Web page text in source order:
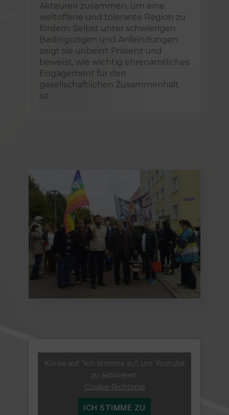
Akteuren zusammen, um eine
weltoffene und tolerante Region zu
fördern. Selbst unter schwierigen
Bedingungen und Anfeindungen
zeigt sie unbeirrt Präsenz und
beweist, wie wichtig ehrenamtliches
Engagement für den
gesellschaftlichen Zusammenhalt
ist.
Klicke auf "Ich stimme zu", um Youtube
zu aktivieren
Cookie-Richtlinie
ICH STIMME ZU